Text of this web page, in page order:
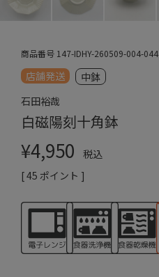
商品番号 147-IDHY-260509-004-044
店舗発送
中鉢
石田裕哉
白磁陽刻十角鉢
¥4,950
税込
[45 ポイント ]